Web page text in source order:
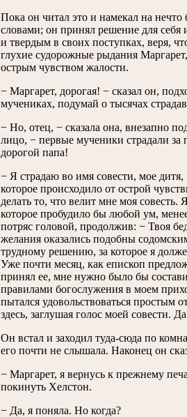
Пока он читал это и намекал на
словами; он принял решение для
и твердым в своих поступках, веря,
глухие судорожные рыдания
острым чувством жалости.
− Маргарет, дорогая! − сказал он,
мучениках, подумай о тысячах
− Но, отец, − сказала она, внезапно
лицо, − первые мученики страдали
дорогой папа!
− Я страдаю во имя совести, мое
которое происходило от острой
делать то, что велит мне моя
которое пробудило бы любой ум,
потряс головой, продолжив: − Твоя
желания оказались подобны
трудному решению, за которое я
Уже почти месяц, как епископ
принял ее, мне нужно было бы
правилами богослужения в моем
пытался удовольствоваться простым
здесь, заглушая голос моей совести.
Он встал и заходил туда-сюда по
его почти не слышала. Наконец он
− Маргарет, я вернусь к прежнему
покинуть Хелстон.
− Да, я поняла. Но когда?